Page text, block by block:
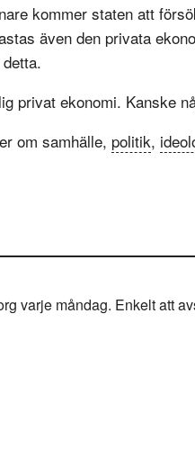
kommer staten att
även den privata
privat ekonomi. Kanske
om samhälle, politik,
varje måndag. Enkelt att